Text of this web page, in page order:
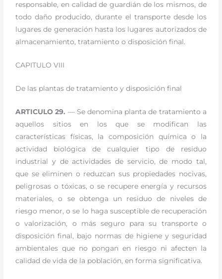
responsable, en calidad de guardián de los mismos, de
todo daño producido, durante el transporte desde los
lugares de generación hasta los lugares autorizados de
almacenamiento, tratamiento o disposición final.
CAPITULO VIII
De las plantas de tratamiento y disposición final
ARTICULO 29. — Se denomina planta de tratamiento a
aquellos sitios en los que se modifican las
características físicas, la composición química o la
actividad biológica de cualquier tipo de residuo
industrial y de actividades de servicio, de modo tal,
que se eliminen o reduzcan sus propiedades nocivas,
peligrosas o tóxicas, o se recupere energía y recursos
materiales, o se obtenga un residuo de niveles de
riesgo menor, o se lo haga susceptible de recuperación
o valorización, o más seguro para su transporte o
disposición final, bajo normas de higiene y seguridad
ambientales que no pongan en riesgo ni afecten la
calidad de vida de la población, en forma significativa.